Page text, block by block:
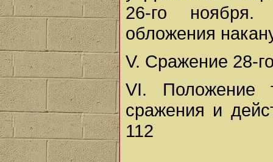
26-го ноября.
обложения
V. Сражение 28-
VI. Положение
сражения и
112